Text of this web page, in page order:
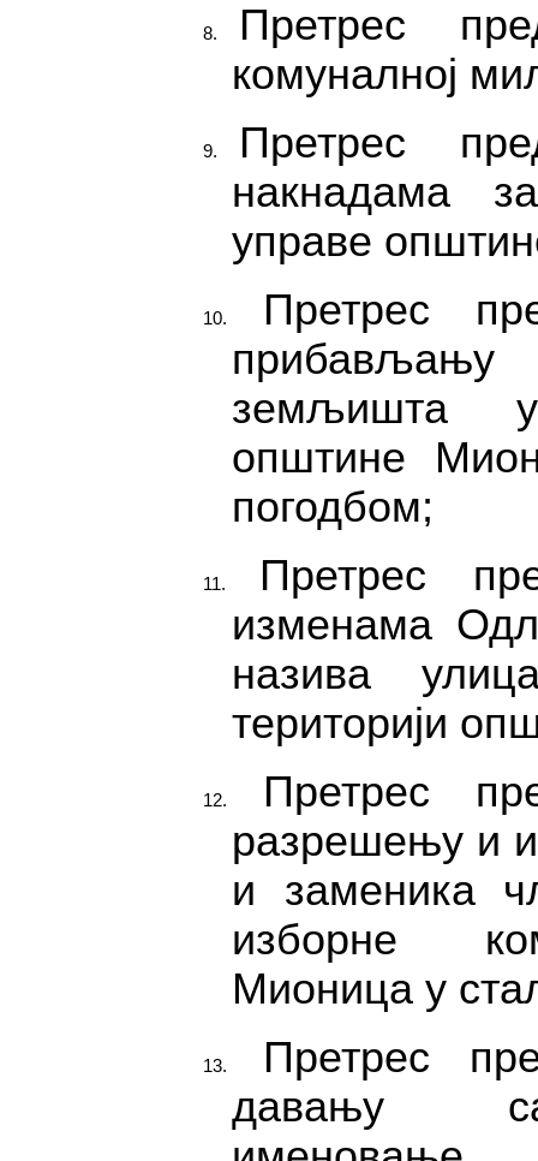
Претрес
комуналној
Претрес
накнадама
управе
Претрес
прибављању
земљишта
општине
погодбом;
Претрес
изменама
назива
територији
Претрес
разрешењу и
и заменика
изборне
Мионица у
Претрес
давању